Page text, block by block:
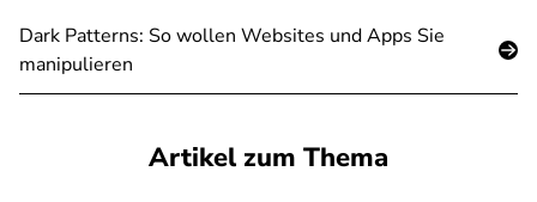
Dark Patterns: So wollen Websites und Apps Sie
manipulieren
Artikel zum Thema